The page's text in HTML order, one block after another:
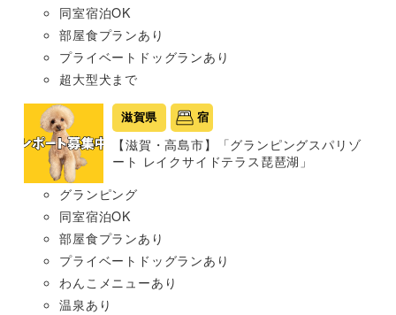
同室宿泊OK
部屋食プランあり
プライベートドッグランあり
超大型犬まで
滋賀県 宿
【滋賀・高島市】「グランピングスパリゾ
ート レイクサイドテラス琵琶湖」
グランピング
同室宿泊OK
部屋食プランあり
プライベートドッグランあり
わんこメニューあり
温泉あり